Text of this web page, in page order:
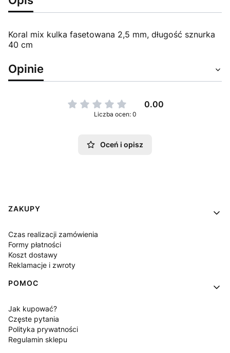
Koral mix kulka fasetowana 2,5 mm, długość sznurka
40 cm
Opinie
0.00
Liczba ocen: 0
Oceń i opisz
Linki w stopce
ZAKUPY
Czas realizacji zamówienia
Formy płatności
Koszt dostawy
Reklamacje i zwroty
POMOC
Jak kupować?
Częste pytania
Polityka prywatności
Regulamin sklepu